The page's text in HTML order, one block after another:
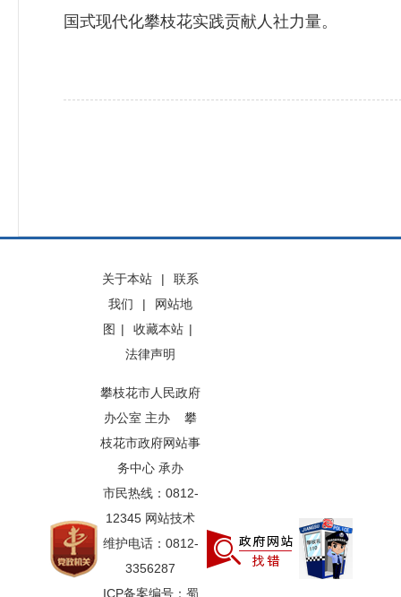
国式现代化攀枝花实践贡献人社力量。
关于本站 |
联系
我们
|
网站地
图 | 收藏本站 |
法律声明
攀枝花市人民政府
办公室 主办 攀
枝花市政府网站事
务中心 承办
市民热线：0812-
12345 网站技术
维护电话：0812-
3356287
ICP备案编号：蜀